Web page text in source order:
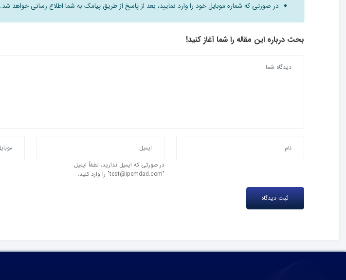
در صورتی که شماره موبایل خود را وارد نمایید، بعد از پاسخ از طریق پیامک به شما اطلاع رسانی خواهد شد.
بحث درباره این مقاله را شما آغاز کنید!
در صورتی که ایمیل ندارید، لطفاً ایمیل
"test@ipemdad.com" را وارد کنید.